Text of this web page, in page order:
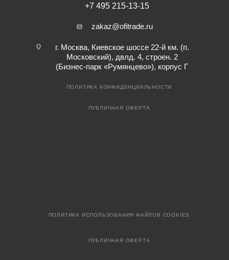
+7 495 215-13-15
zakaz@ofitrade.ru
г. Москва, Киевское шоссе 22-й км. (п.
Московский), двлд. 4, строен. 2
(Бизнес-парк «Румянцево»), корпус Г
ПОЛИТИКА КОНФИДЕНЦИАЛЬНОСТИ
ПУБЛИЧНАЯ ОФЕРТА
ПОЛИТИКА ИСПОЛЬЗОВАНИЯ ФАЙЛОВ COOKIES
ПУБЛИЧНАЯ ОФЕРТА